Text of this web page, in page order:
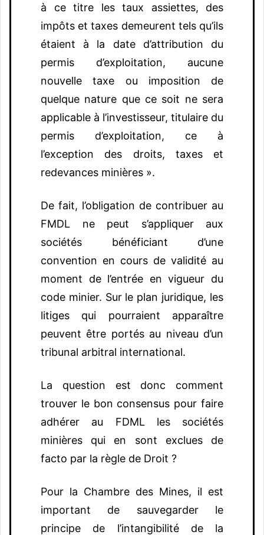
à ce titre les taux assiettes, des
impôts et taxes demeurent tels qu’ils
étaient à la date d’attribution du
permis d’exploitation, aucune
nouvelle taxe ou imposition de
quelque nature que ce soit ne sera
applicable à l’investisseur, titulaire du
permis d’exploitation, ce à
l’exception des droits, taxes et
redevances minières ».
De fait, l’obligation de contribuer au
FMDL ne peut s’appliquer aux
sociétés bénéficiant d’une
convention en cours de validité au
moment de l’entrée en vigueur du
code minier. Sur le plan juridique, les
litiges qui pourraient apparaître
peuvent être portés au niveau d’un
tribunal arbitral international.
La question est donc comment
trouver le bon consensus pour faire
adhérer au FDML les sociétés
minières qui en sont exclues de
facto par la règle de Droit ?
Pour la Chambre des Mines, il est
important de sauvegarder le
principe de l’intangibilité de la